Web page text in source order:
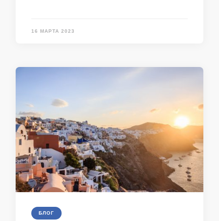
16 МАРТА 2023
БЛОГ